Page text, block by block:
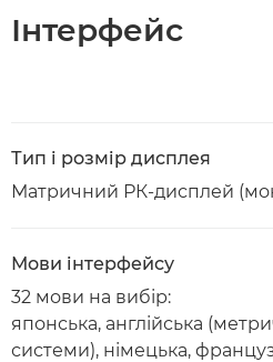
Інтерфейс
Тип і розмір дисплея
Матричний РК-дисплей
Мови інтерфейсу
32 мови на вибір:
японська, англійська
системи), німецька,